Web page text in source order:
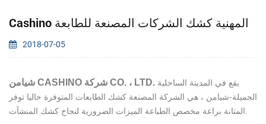
Cashino المهنية كشك الشركات المصنعة للطابعة
2018-07-05
شيامن CASHINO شركة CO. ، LTD.
الجميلة-شيامن ، هي الشركة المصنعة كشك الطابعات المتوفرة حاليا توفر